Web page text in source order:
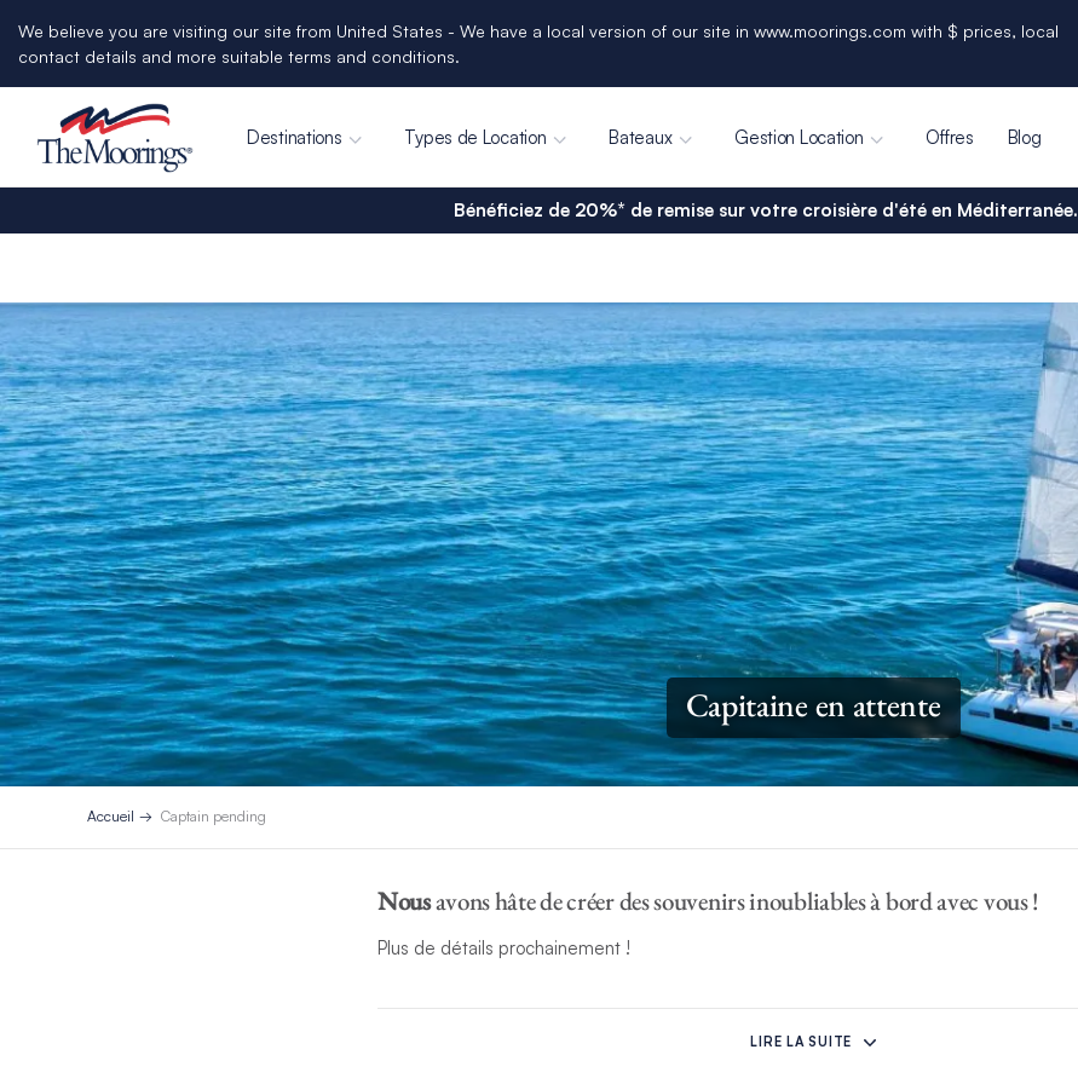
We believe you are visiting our site from United States - We have a local version of our site in www.moorings.com with $ prices, local
contact details and more suitable terms and conditions.
Destinations Types de Location Bateaux Gestion Location Offres Blog
Bénéficiez de 20%* de remise sur votre croisière d'été en Méditerranée.
Capitaine en attente
Accueil Captain pending
Nousavons hâte de créer des souvenirs inoubliables à bord avec vous !
Plus de détails prochainement !
*Remarques :
LIRE LA SUITE